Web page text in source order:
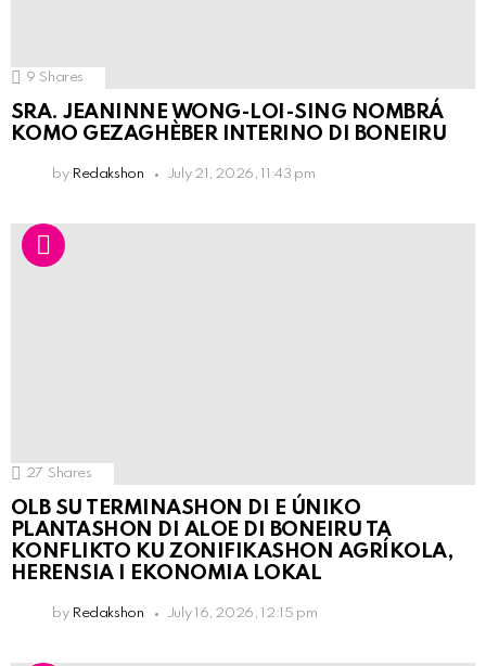
9 Shares
SRA. JEANINNE WONG-LOI-SING NOMBRÁ
KOMO GEZAGHÈBER INTERINO DI BONEIRU
by Redakshon July 21, 2026, 11:43 pm
27 Shares
OLB SU TERMINASHON DI E ÚNIKO
PLANTASHON DI ALOE DI BONEIRU TA
KONFLIKTO KU ZONIFIKASHON AGRÍKOLA,
HERENSIA I EKONOMIA LOKAL
by Redakshon July 16, 2026, 12:15 pm